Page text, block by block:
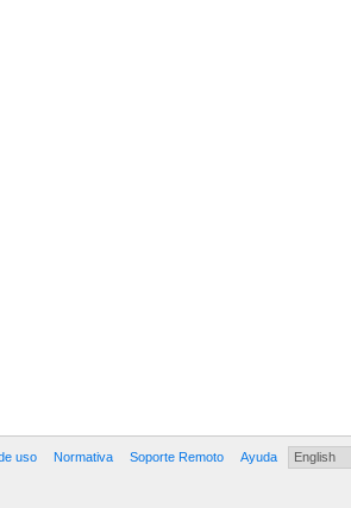
uso Normativa Soporte Remoto Ayuda